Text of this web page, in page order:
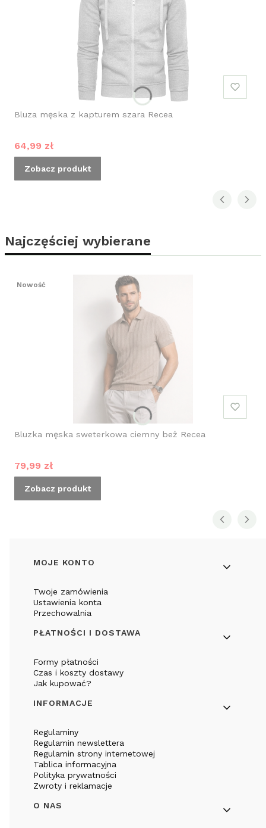
Bluza męska z kapturem szara Recea
Cena promocyjna
64,99 zł
Zobacz produkt
Najczęściej wybierane
Nowość
Bluzka męska sweterkowa ciemny beż Recea
Cena promocyjna
79,99 zł
Zobacz produkt
Linki w stopce
MOJE KONTO
Twoje zamówienia
Ustawienia konta
Przechowalnia
PŁATNOŚCI I DOSTAWA
Formy płatności
Czas i koszty dostawy
Jak kupować?
INFORMACJE
Regulaminy
Regulamin newslettera
Regulamin strony internetowej
Tablica informacyjna
Polityka prywatności
Zwroty i reklamacje
O NAS